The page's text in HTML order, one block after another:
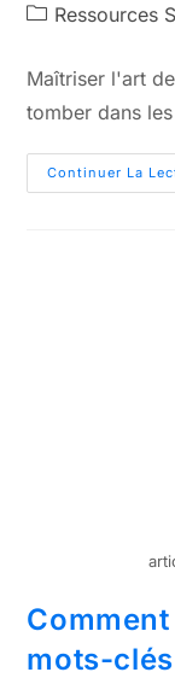
Ressources
Maîtriser l'art
tomber dans
Continuer La
mots-